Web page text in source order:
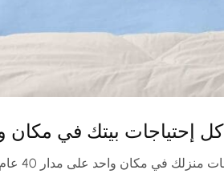
كل إحتياجات بيتك في مكان
مفروشات العامرية كل